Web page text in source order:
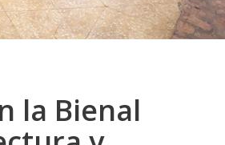
la Bienal